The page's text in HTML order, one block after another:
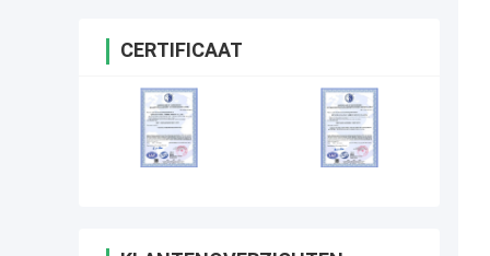
CERTIFICAAT